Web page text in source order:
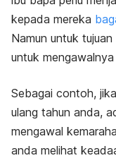
kepada mereka
Namun untuk
untuk
Sebagai contoh,
ulang tahun anda,
mengawal
anda melihat